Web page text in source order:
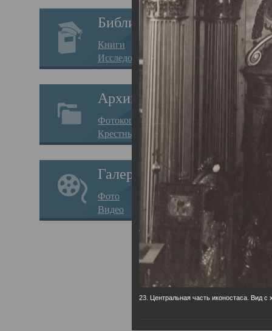
Библиотека
Книги
Исследования
Архив
Фотокопии дел
Крестные ходы
Галерея
Фото
Видео
23. Центральная часть иконостаса. Вид с